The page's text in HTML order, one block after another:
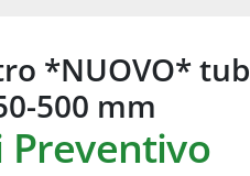
*NUOVO*
500 mm
Preventivo